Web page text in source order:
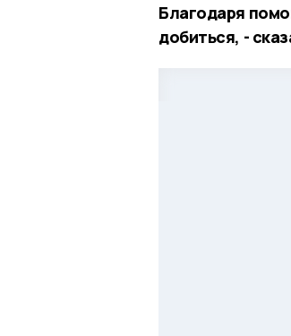
Благодаря
добиться, -